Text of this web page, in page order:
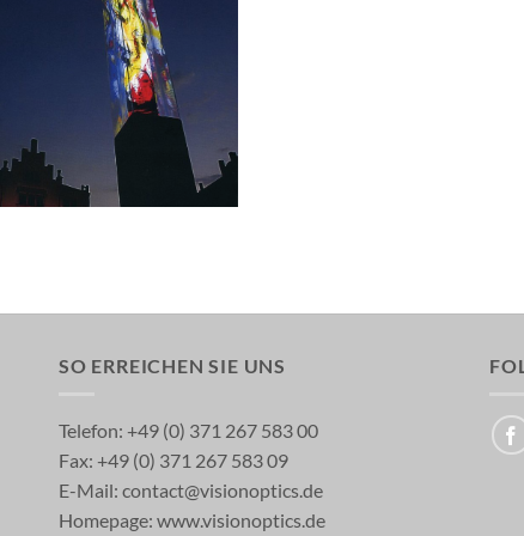
MW MARKT
SO ERREICHEN SIE UNS
Telefon: +49 (0) 371 267 583 00
Fax: +49 (0) 371 267 583 09
E-Mail: contact@visionoptics.de
Homepage: www.visionoptics.de